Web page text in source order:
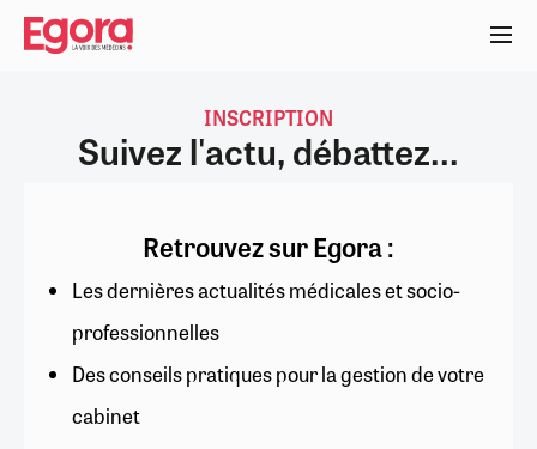
Aller
contenu
INSCRIPTION
Suivez l'actu, débattez...
Retrouvez sur Egora :
Les dernières actualités médicales et socio-
professionnelles
Des conseils pratiques pour la gestion de votre
cabinet